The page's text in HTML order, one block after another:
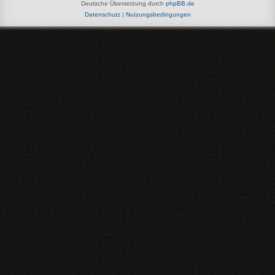
Deutsche Übersetzung durch phpBB.de
Datenschutz| Nutzungsbedingungen